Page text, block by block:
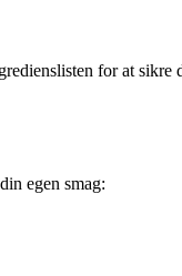
for at
egen smag: